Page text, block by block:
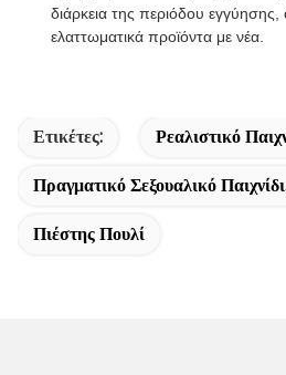
διάρκεια της περιόδου εγγύησης,
ελαττωματικά προϊόντα με νέα.
Ετικέτες:
Ρεαλιστικό
Πραγματικό Σεξουαλικό
Πιέστης Πουλί